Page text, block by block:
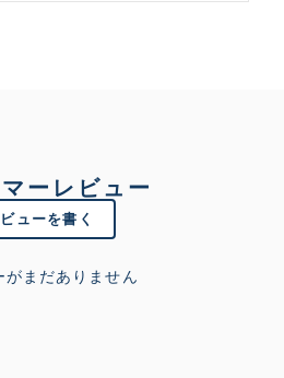
ーレビュー
ューを書く
がまだありません